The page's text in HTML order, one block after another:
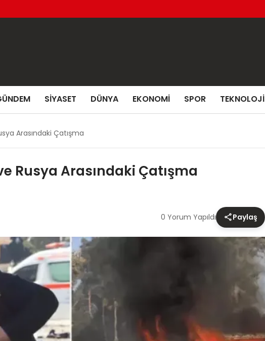
SIYASET DÜNYA EKONOMI SPOR TEKNOLOJI
Arasındaki Çatışma
Rusya Arasındaki Çatışma
0 Yorum Yapıldı Paylaş